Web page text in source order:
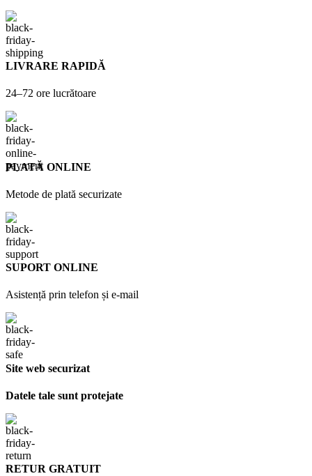
LIVRARE RAPIDĂ
24–72 ore lucrătoare
PLATĂ ONLINE
Metode de plată securizate
SUPORT ONLINE
Asistență prin telefon și e-mail
Site web securizat
Datele tale sunt protejate
RETUR GRATUIT